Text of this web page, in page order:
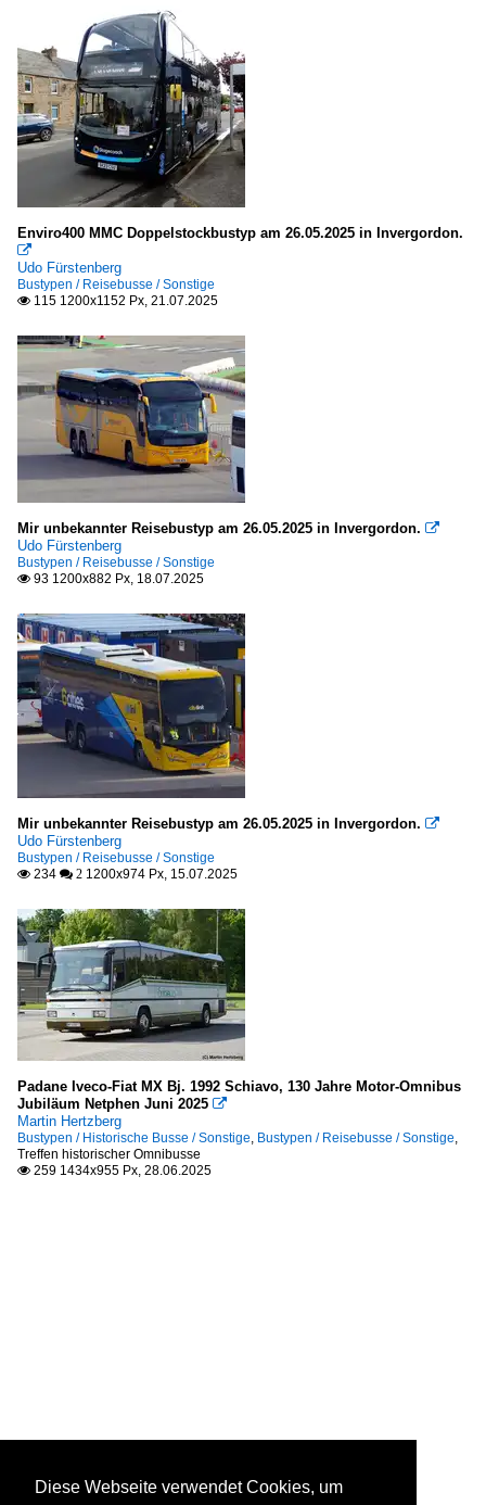
Enviro400 MMC Doppelstockbustyp am 26.05.2025 in Invergordon.

Udo Fürstenberg
Bustypen / Reisebusse / Sonstige
 115 1200x1152 Px, 21.07.2025
Mir unbekannter Reisebustyp am 26.05.2025 in Invergordon. 
Udo Fürstenberg
Bustypen / Reisebusse / Sonstige
 93 1200x882 Px, 18.07.2025
Mir unbekannter Reisebustyp am 26.05.2025 in Invergordon. 
Udo Fürstenberg
Bustypen / Reisebusse / Sonstige
 234  2 1200x974 Px, 15.07.2025
Padane Iveco-Fiat MX Bj. 1992 Schiavo, 130 Jahre Motor-Omnibus
Jubiläum Netphen Juni 2025 
Martin Hertzberg
Bustypen / Historische Busse / Sonstige Bustypen / Reisebusse / Sonstige
Treffen historischer Omnibusse
 259 1434x955 Px, 28.06.2025
Diese Webseite verwendet Cookies, um